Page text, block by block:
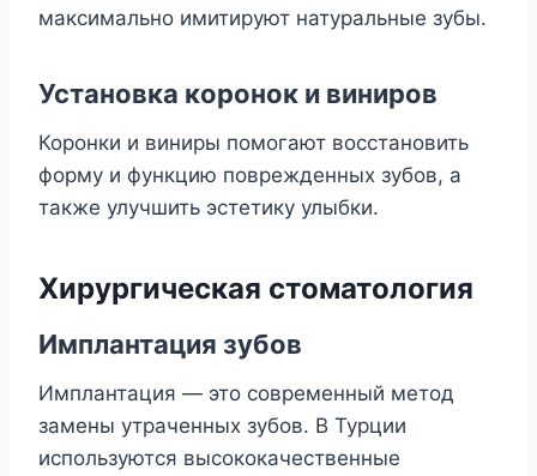
максимально имитируют натуральные зубы.
Установка коронок и виниров
Коронки и виниры помогают восстановить
форму и функцию поврежденных зубов, а
также улучшить эстетику улыбки.
Хирургическая стоматология
Имплантация зубов
Имплантация — это современный метод
замены утраченных зубов. В Турции
используются высококачественные